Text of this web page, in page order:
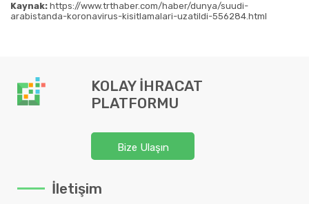
Kaynak: https://www.trthaber.com/haber/dunya/suudi-
arabistanda-koronavirus-kisitlamalari-uzatildi-556284.html
KOLAY İHRACAT
PLATFORMU
Bize Ulaşın
İletişim